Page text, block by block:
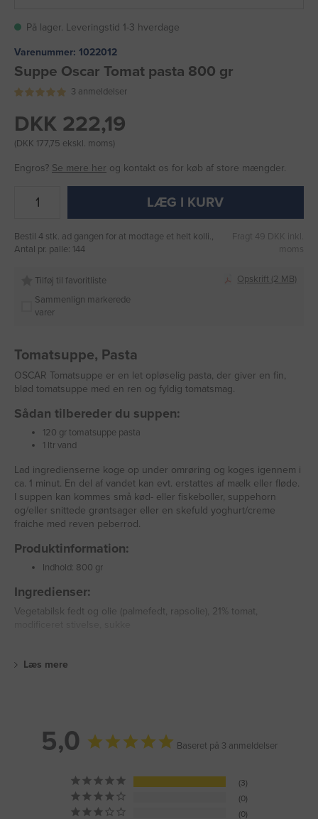
På lager. Leveringstid 1-3 hverdage
Varenummer: 1022012
Suppe Oscar Tomat pasta 800 gr
3 anmeldelser
DKK 222,19
(DKK 177,75 ekskl. moms)
Engros? Se mere her og kontakt os for køb af store mængder.
LÆG I KURV
Bestil 4 stk. ad gangen for at modtage et helt kolli.,
Antal pr. palle: 144
Fragt 49 DKK inkl.
moms
Tilføj til favoritliste
Sammenlign markerede
varer
Opskrift (2 MB)
Tomatsuppe, Pasta
OSCAR Tomatsuppe er en let opløselig pasta, der giver en fin,
blød tomatsuppe med en ren og fyldig tomatsmag.
Sådan tilbereder du suppen:
120 gr tomatsuppe pasta
1 ltr vand
Lad ingredienserne koge op under omrøring og koges igennem i
ca. 1 minut. En del af vandet kan evt. erstattes af mælk eller fløde.
I suppen kan kommes små kød- eller fiskeboller, suppehorn
og/eller snittede grøntsager eller en skefuld yoghurt/creme
fraiche med reven peberrod.
Produktinformation:
Indhold: 800 gr
Ingredienser:
Vegetabilsk fedt og olie (palmefedt, rapsolie), 21% tomat,
Læs mere
5,0 Baseret på 3 anmeldelser
3
0
0